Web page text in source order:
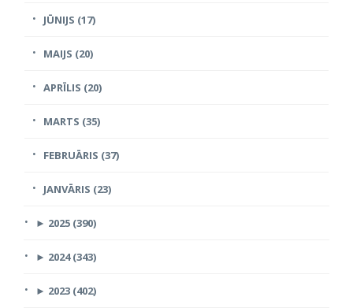
JŪNIJS (17)
MAIJS (20)
APRĪLIS (20)
MARTS (35)
FEBRUĀRIS (37)
JANVĀRIS (23)
► 2025 (390)
► 2024 (343)
► 2023 (402)